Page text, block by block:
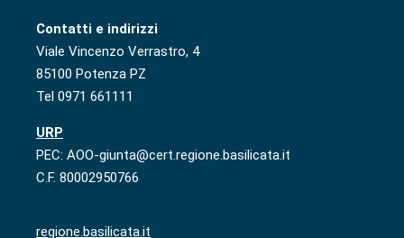
Contatti e indirizzi
Viale Vincenzo Verrastro, 4
85100 Potenza PZ
Tel 0971 661111
URP
PEC: AOO-giunta@cert.regione.basilicata.it
C.F. 80002950766
regione.basilicata.it